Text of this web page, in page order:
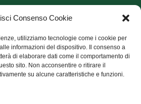
Consenso Cookie
utilizziamo tecnologie come i cookie per
informazioni del dispositivo. Il consenso a
di elaborare dati come il comportamento di
sito. Non acconsentire o ritirare il
su alcune caratteristiche e funzioni.